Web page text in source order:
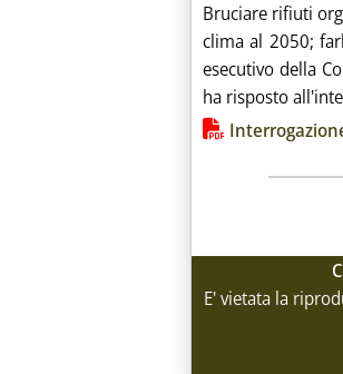
Bruciare rifiuti
clima al 2050;
esecutivo della
ha risposto
Lista
E' vietata la